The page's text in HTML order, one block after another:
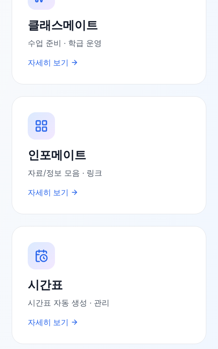
클래스메이트
수업 준비 · 학급 운영
자세히 보기
인포메이트
자료/정보 모음 · 링크
자세히 보기
시간표
시간표 자동 생성 · 관리
자세히 보기